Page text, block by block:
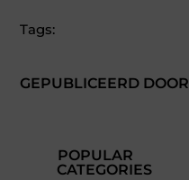
GEPUBLICEERD DOOR
Tags:
POPULAR
CATEGORIES